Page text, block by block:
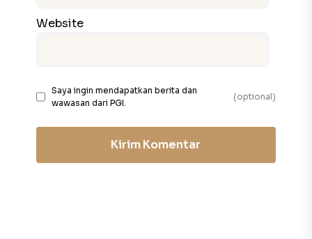
Website
Saya ingin mendapatkan berita dan
wawasan dari PGI.
(optional)
Kirim Komentar